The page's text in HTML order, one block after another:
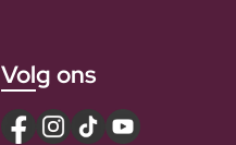
Volg ons